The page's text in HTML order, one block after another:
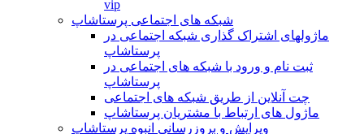
vip
شبکه های اجتماعی پرستاشاپ
ماژولهای اشتراک‌ گذاری شبکه اجتماعی در
پرستاشاپ
ثبت نام و ورود با شبکه های اجتماعی در
پرستاشاپ
چت آنلاین از طریق شبکه های اجتماعی
ماژول های ارتباط با مشتریان پرستاشاپ
ویرایش و بروزرسانی انبوه پرستاشاپ